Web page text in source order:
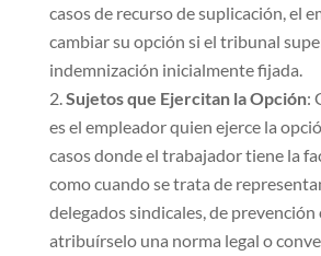
casos de recurso de suplicación, el
cambiar su opción si el tribunal
indemnización inicialmente fijada.
Sujetos que Ejercitan la Opción:
es el empleador quien ejerce la
casos donde el trabajador tiene la
como cuando se trata de
delegados sindicales, de prevención
atribuírselo una norma legal o